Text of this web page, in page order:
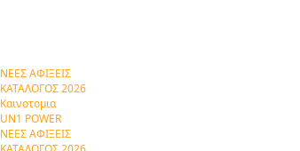
ΝΕΕΣ ΑΦΙΞΕΙΣ
ΚΑΤΑΛΟΓΟΣ 2026
Καινοτομια
UN1 POWER
ΝΕΕΣ ΑΦΙΞΕΙΣ